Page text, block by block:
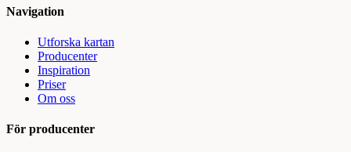
Navigation
Utforska kartan
Producenter
Inspiration
Priser
Om oss
För producenter